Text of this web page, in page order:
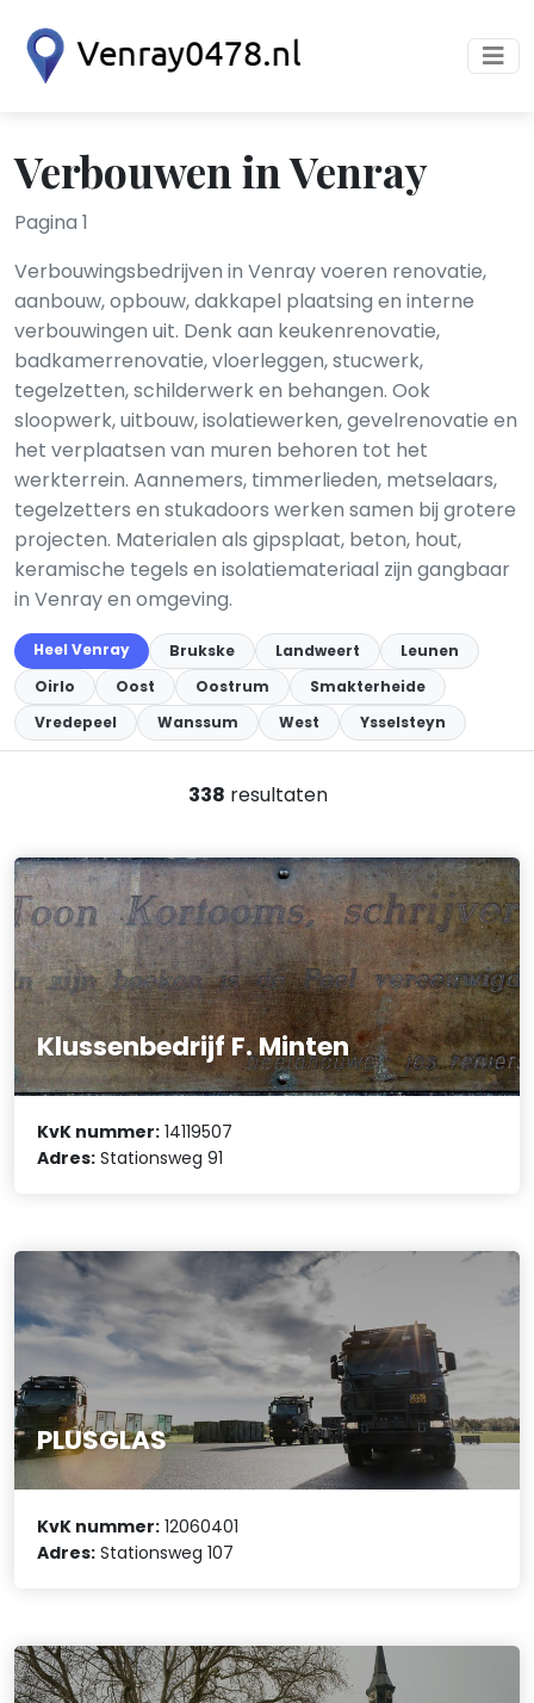
Verbouwen in Venray
Pagina 1
Verbouwingsbedrijven in Venray voeren renovatie,
aanbouw, opbouw, dakkapel plaatsing en interne
verbouwingen uit. Denk aan keukenrenovatie,
badkamerrenovatie, vloerleggen, stucwerk,
tegelzetten, schilderwerk en behangen. Ook
sloopwerk, uitbouw, isolatiewerken, gevelrenovatie en
het verplaatsen van muren behoren tot het
werkterrein. Aannemers, timmerlieden, metselaars,
tegelzetters en stukadoors werken samen bij grotere
projecten. Materialen als gipsplaat, beton, hout,
keramische tegels en isolatiemateriaal zijn gangbaar
in Venray en omgeving.
Heel Venray Brukske Landweert
Leunen
Oirlo
Oost Oostrum
Smakterheide
Vredepeel
Wanssum West Ysselsteyn
338 resultaten
Klussenbedrijf F. Minten
KvK nummer: 14119507
Adres: Stationsweg 91
PLUSGLAS
KvK nummer: 12060401
Adres: Stationsweg 107